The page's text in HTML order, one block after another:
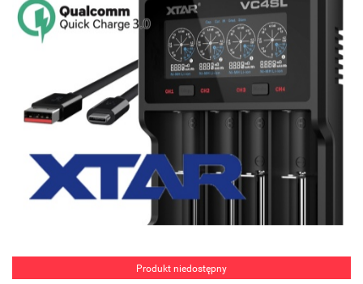
Produkt niedostępny